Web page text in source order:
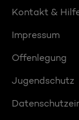
Kontakt &
Impressum
Offenlegung
Jugendschutz